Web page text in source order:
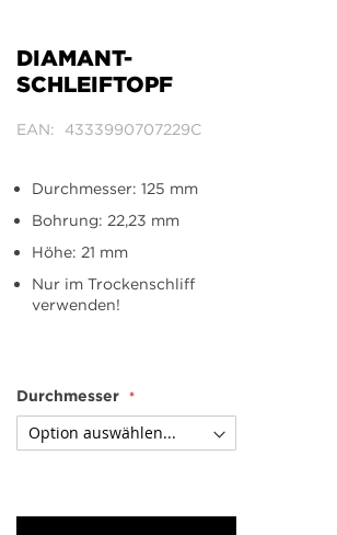
der
Bildergalerie
springen
DIAMANT-
SCHLEIFTOPF
EAN 4333990707229C
Durchmesser: 125 mm
Bohrung: 22,23 mm
Höhe: 21 mm
Nur im Trockenschliff
verwenden!
Durchmesser